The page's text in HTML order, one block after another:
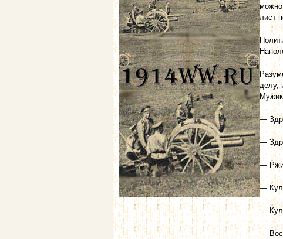
можно
лист
делу,
Мужик
—
—
—
—
—
—